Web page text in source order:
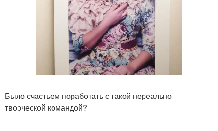
Было счастьем поработать с такой нереально
творческой командой?